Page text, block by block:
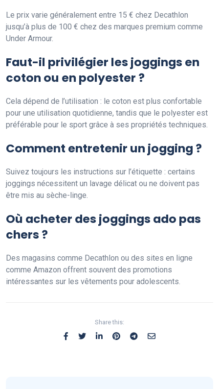
Le prix varie généralement entre 15 € chez Decathlon
jusqu’à plus de 100 € chez des marques premium comme
Under Armour.
Faut-il privilégier les joggings en
coton ou en polyester ?
Cela dépend de l’utilisation : le coton est plus confortable
pour une utilisation quotidienne, tandis que le polyester est
préférable pour le sport grâce à ses propriétés techniques.
Comment entretenir un jogging ?
Suivez toujours les instructions sur l’étiquette : certains
joggings nécessitent un lavage délicat ou ne doivent pas
être mis au sèche-linge.
Où acheter des joggings ado pas
chers ?
Des magasins comme Decathlon ou des sites en ligne
comme Amazon offrent souvent des promotions
intéressantes sur les vêtements pour adolescents.
Share this: